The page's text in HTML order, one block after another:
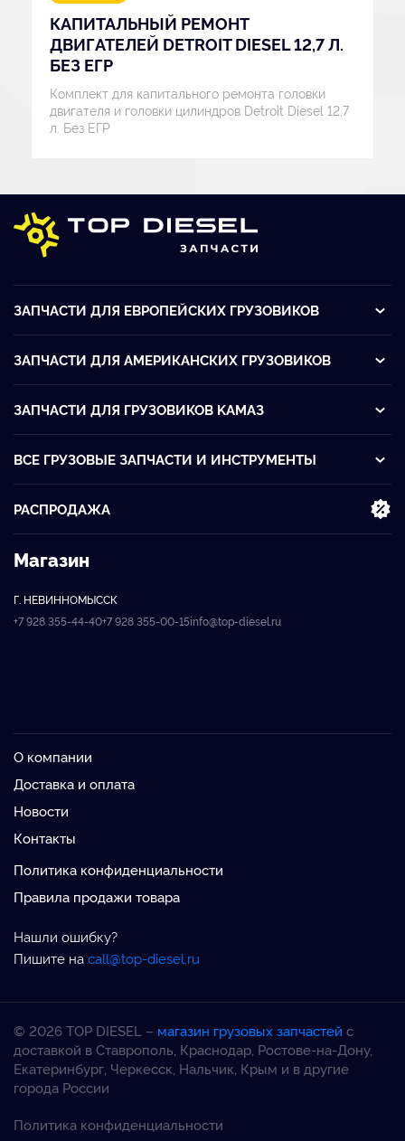
КАПИТАЛЬНЫЙ РЕМОНТ
ДВИГАТЕЛЕЙ DETROIT DIESEL 12,7 Л.
БЕЗ ЕГР
Комплект для капитального ремонта головки
двигателя и головки цилиндров Detroit Diesel 12,7
л. Без ЕГР
ЗАПЧАСТИ ДЛЯ ЕВРОПЕЙСКИХ ГРУЗОВИКОВ
ЗАПЧАСТИ ДЛЯ АМЕРИКАНСКИХ ГРУЗОВИКОВ
ЗАПЧАСТИ ДЛЯ ГРУЗОВИКОВ KАМАЗ
ВСЕ ГРУЗОВЫЕ ЗАПЧАСТИ И ИНСТРУМЕНТЫ
РАСПРОДАЖА
Магазин
Г. НЕВИННОМЫССК
+7 928 355-44-40+7 928 355-00-15info@top-diesel.ru
О компании
Доставка и оплата
Новости
Контакты
Политика конфиденциальности
Правила продажи товара
Нашли ошибку?
Пишите наcall@top-diesel.ru
© 2026 TOP DIESEL – магазин грузовых запчастей с
доставкой в Ставрополь, Краснодар, Ростове-на-Дону,
Екатеринбург, Черкесск, Нальчик, Крым и в другие
города России
Политика конфиденциальности